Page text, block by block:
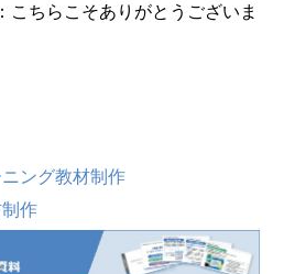
こちらこそありがとうございま
ング教材制作
作